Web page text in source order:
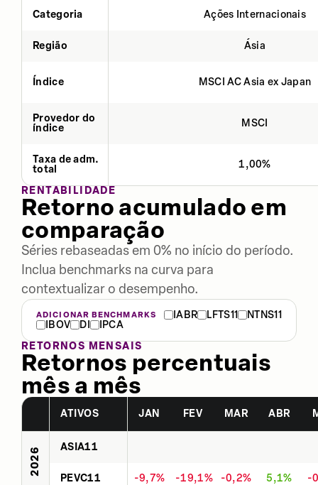
Categoria Ações Internacionais
Região Ásia
Índice MSCI AC Asia ex Japan
Provedor do
índice
MSCI
Taxa de adm.
total
1,00%
RENTABILIDADE
Retorno acumulado em
comparação
Séries rebaseadas em 0% no início do período.
Inclua benchmarks na curva para
contextualizar o desempenho.
ADICIONAR BENCHMARKS IABR LFTS11
NTNS11
IBOV
DI
IPCA
RETORNOS MENSAIS
Retornos percentuais
mês a mês
ATIVOS JAN FEV MAR ABR
2026 ASIA11
PEVC11 -9,7% -19,1% -0,2% 5,1% -